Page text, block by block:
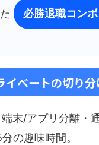
必勝退職コンボ
イベートの切り分
末/アプリ分離・
の趣味時間。